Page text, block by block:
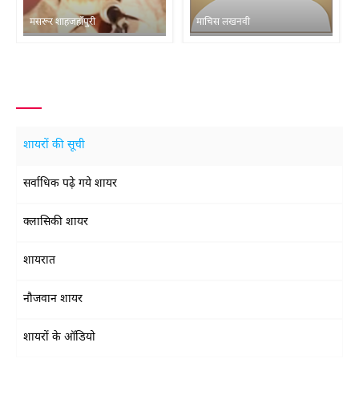
मसरूर शाहजहाँपुरी माचिस लखनवी
शायरों की सूची
सर्वाधिक पढ़े गये शायर
क्लासिकी शायर
शायरात
नौजवान शायर
शायरों के ऑडियो